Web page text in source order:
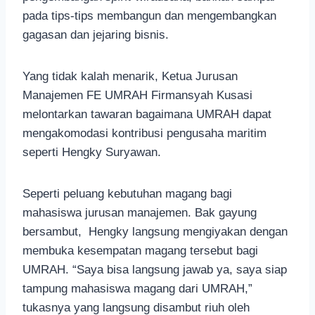
pada tips-tips membangun dan mengembangkan
gagasan dan jejaring bisnis.
Yang tidak kalah menarik, Ketua Jurusan
Manajemen FE UMRAH Firmansyah Kusasi
melontarkan tawaran bagaimana UMRAH dapat
mengakomodasi kontribusi pengusaha maritim
seperti Hengky Suryawan.
Seperti peluang kebutuhan magang bagi
mahasiswa jurusan manajemen. Bak gayung
bersambut, Hengky langsung mengiyakan dengan
membuka kesempatan magang tersebut bagi
UMRAH. “Saya bisa langsung jawab ya, saya siap
tampung mahasiswa magang dari UMRAH,”
tukasnya yang langsung disambut riuh oleh